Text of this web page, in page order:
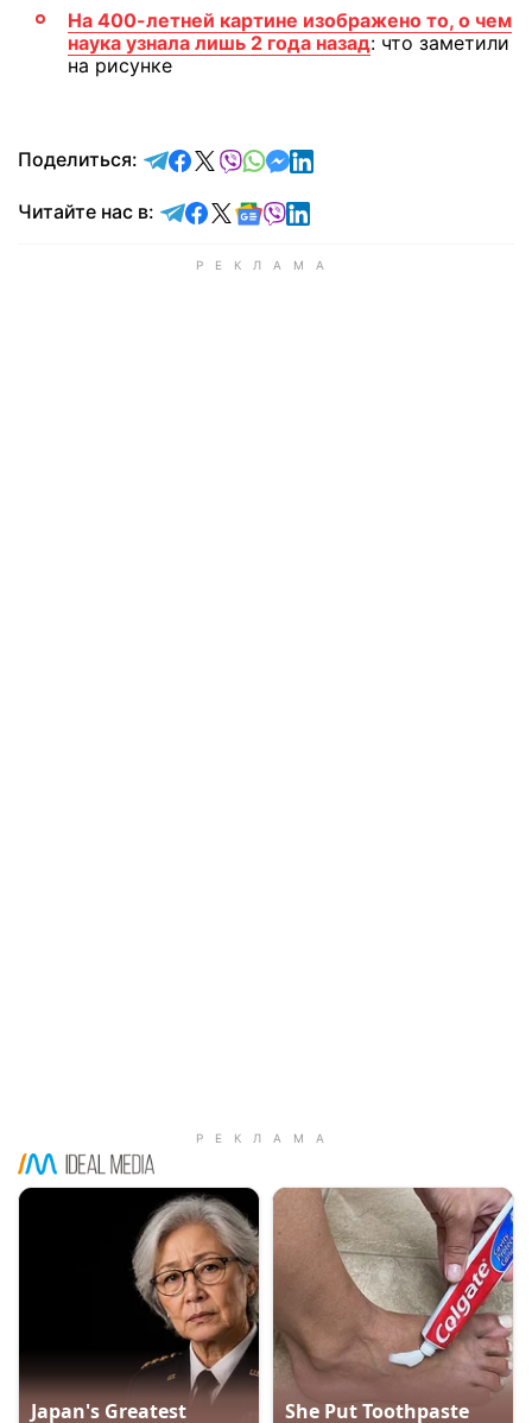
На 400-летней картине изображено то, о чем
наука узнала лишь 2 года назад: что заметили
на рисунке
Поделиться: отправить в Telegram
поделиться в Facebook
поделиться в X
отправить в Viber
отправить в Whatsapp
отправить в Messenger
отправить в LinkedIn
Читайте нас в: Читайте в Telegram
Читайте в Facebook
Читайте в X
Читайте в Google news
Читайте в Viber
Читайте в LinkedIn